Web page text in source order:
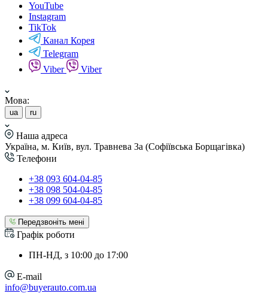
YouTube
Instagram
TikTok
Канал Корея
Telegram
Viber
Viber
Мова:
ua ru
Наша адреса
Україна, м. Київ, вул. Травнева 3а (Софіївська Борщагівка)
Телефони
+38 093 604-04-85
+38 098 504-04-85
+38 099 604-04-85
Передзвоніть мені
Графік роботи
ПН-НД, з 10:00 до 17:00
E-mail
info@buyerauto.com.ua